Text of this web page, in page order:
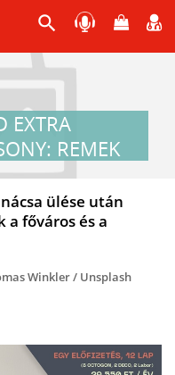
search
EXTRA
REMEK
ülése után
főváros és a
Winkler / Unsplash